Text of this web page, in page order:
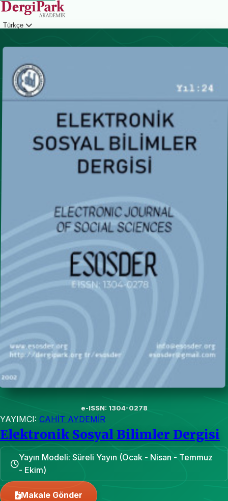
Türkçe
e-ISSN: 1304-0278
YAYIMCI: CAHİT AYDEMİR
Elektronik Sosyal Bilimler Dergisi
Yayın Modeli: Süreli Yayın (Ocak - Nisan - Temmuz
- Ekim)
Makale Gönder